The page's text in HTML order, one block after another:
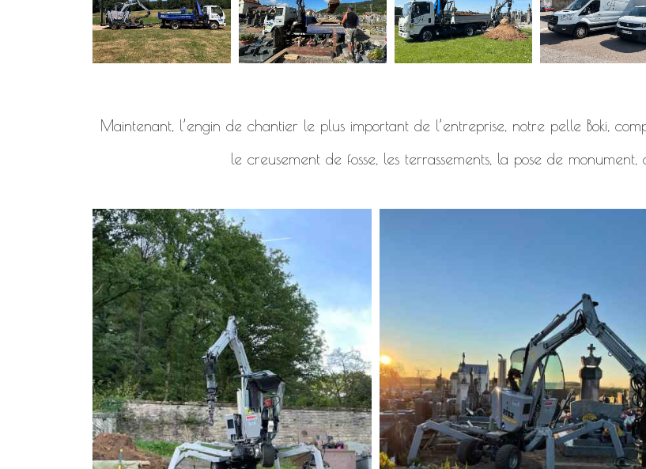
Maintenant, l’engin de chantier le plus important de l’entreprise, notre pelle Boki,
le creusement de fosse, les terrassements, la pose de